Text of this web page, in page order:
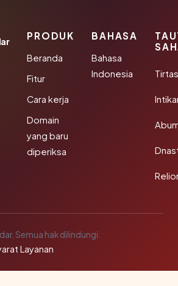
PRODUK
Beranda
Fitur
Cara kerja
Domain
yang baru
diperiksa
BAHASA
Bahasa
Indonesia
Semua hak dilindungi.
Layanan